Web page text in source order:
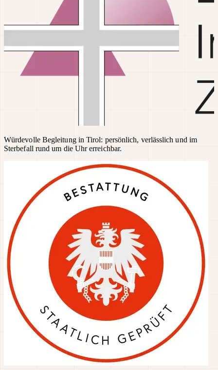
Würdevolle Begleitung in Tirol: persönlich, verlässlich und im
Sterbefall rund um die Uhr erreichbar.